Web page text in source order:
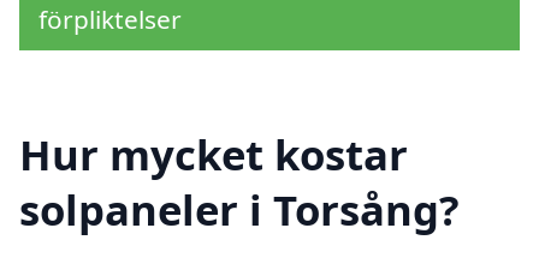
förpliktelser
Hur mycket kostar
solpaneler i Torsång?